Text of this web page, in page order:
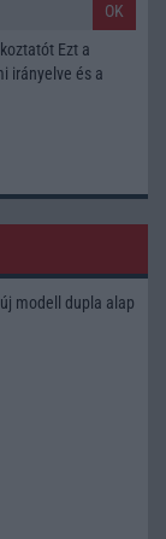
OK
Ezt a
irányelve és a
modell dupla alap